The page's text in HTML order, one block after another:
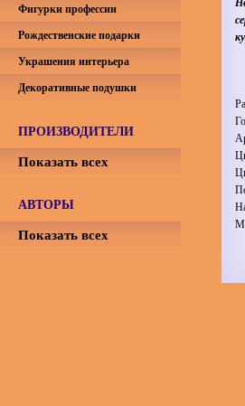
Фигурки профессии
Рождественские подарки
Украшения интерьера
Декоративные подушки
ПРОИЗВОДИТЕЛИ
Показать всех
АВТОРЫ
Показать всех